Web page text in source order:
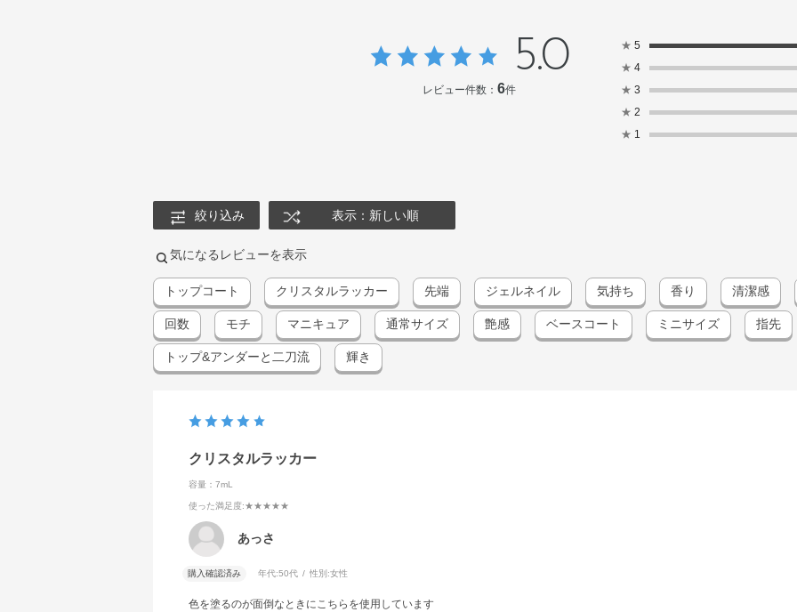
5.0
レビュー件数： 6件
★ 5
★ 4
★ 3
★ 2
★ 1
絞り込み 表示：新しい順
気になるレビューを表示
トップコート クリスタルラッカー 先端 ジェルネイル 気持ち 香り 清潔感
回数 モチ マニキュア 通常サイズ 艶感 ベースコート ミニサイズ 指先
トップ&アンダーと二刀流 輝き
クリスタルラッカー
容量：7mL
使った満足度:★★★★★
あっさ
購入確認済み 年代:50代 性別:女性
色を塗るのが面倒なときにこちらを使用しています